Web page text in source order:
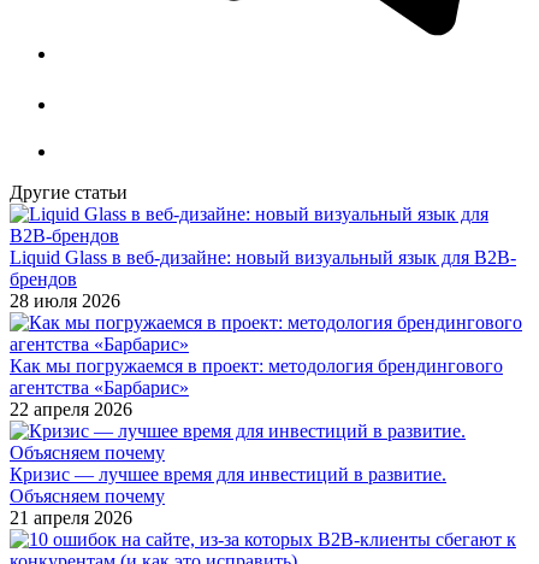
Другие статьи
Liquid Glass в веб-дизайне: новый визуальный язык для B2B-
брендов
28 июля 2026
Как мы погружаемся в проект: методология брендингового
агентства «Барбарис»
22 апреля 2026
Кризис — лучшее время для инвестиций в развитие.
Объясняем почему
21 апреля 2026